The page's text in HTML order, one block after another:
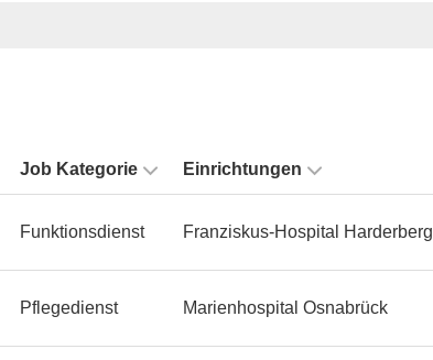
Job Kategorie Einrichtungen
Funktionsdienst Franziskus-Hospital Harderberg
Pflegedienst Marienhospital Osnabrück